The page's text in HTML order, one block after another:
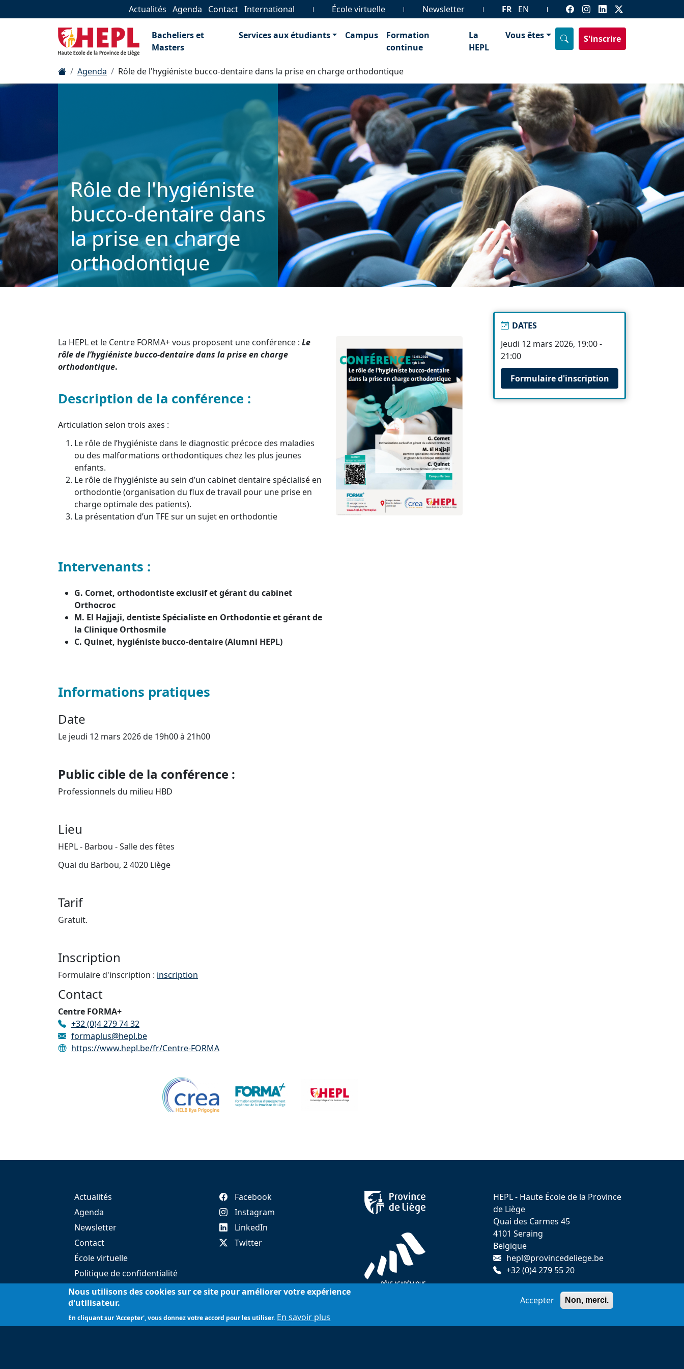
Actualités Agenda Contact International École virtuelle Newsletter FR EN
Bacheliers et
Masters
Services aux étudiants Campus
Formation
continue
La
HEPL
Vous êtes S'inscrire
Agenda Rôle de l'hygiéniste bucco-dentaire dans la prise en charge orthodontique
Rôle de l'hygiéniste
bucco-dentaire dans
la prise en charge
orthodontique
La HEPL et le Centre FORMA+ vous proposent une conférence : Le
rôle de l’hygiéniste bucco-dentaire dans la prise en charge
orthodontique.
Description de la conférence :
Articulation selon trois axes :
Le rôle de l’hygiéniste dans le diagnostic précoce des maladies
ou des malformations orthodontiques chez les plus jeunes
enfants.
Le rôle de l’hygiéniste au sein d’un cabinet dentaire spécialisé en
orthodontie (organisation du flux de travail pour une prise en
charge optimale des patients).
La présentation d’un TFE sur un sujet en orthodontie
Intervenants :
G. Cornet, orthodontiste exclusif et gérant du cabinet
Orthocroc
M. El Hajjaji, dentiste Spécialiste en Orthodontie et gérant de
la Clinique Orthosmile
C. Quinet, hygiéniste bucco-dentaire (Alumni HEPL)
Informations pratiques
Date
Le jeudi 12 mars 2026 de 19h00 à 21h00
Public cible de la conférence :
Professionnels du milieu HBD
Lieu
HEPL - Barbou - Salle des fêtes
Quai du Barbou, 2 4020 Liège
Tarif
Gratuit.
Inscription
Formulaire d'inscription : inscription
Contact
Centre FORMA+
+32 (0)4 279 74 32
formaplus@hepl.be
https://www.hepl.be/fr/Centre-FORMA
DATES
Jeudi 12 mars 2026, 19:00 -
21:00
Formulaire d'inscription
Actualités
Agenda
Newsletter
Contact
École virtuelle
Politique de confidentialité
Presse
Facebook
Instagram
LinkedIn
Twitter
HEPL - Haute École de la Province
de Liège
Quai des Carmes 45
4101 Seraing
Belgique
hepl@provincedeliege.be
+32 (0)4 279 55 20
Nous utilisons des cookies sur ce site pour améliorer votre expérience
d'utilisateur.
En cliquant sur 'Accepter', vous donnez votre accord pour les utiliser. En savoir plus
Accepter Non, merci.